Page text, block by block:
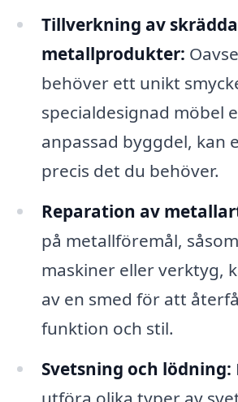
Tillverkning av
metallprodukter:
behöver ett unikt
specialdesignad möbel
anpassad byggdel, kan
precis det du behöver.
Reparation av
på metallföremål,
maskiner eller verktyg,
av en smed för att
funktion och stil.
Svetsning och lödning: